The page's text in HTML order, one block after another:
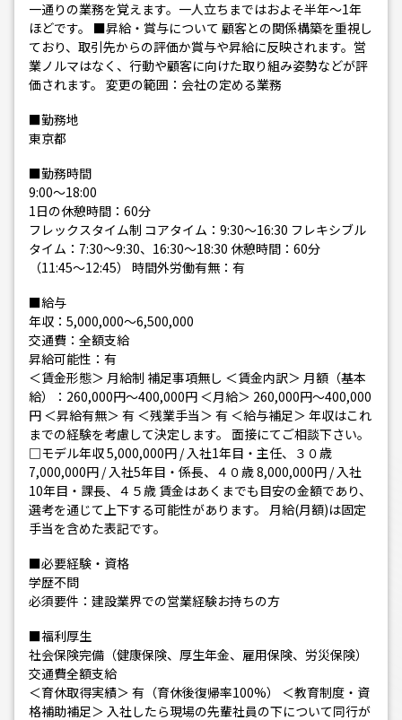
一通りの業務を覚えます。一人立ちまではおよそ半年〜1年
ほどです。 ■昇給・賞与について 顧客との関係構築を重視し
ており、取引先からの評価か賞与や昇給に反映されます。営
業ノルマはなく、行動や顧客に向けた取り組み姿勢などが評
価されます。 変更の範囲：会社の定める業務
■勤務地
東京都
■勤務時間
9:00～18:00
1日の休憩時間：60分
フレックスタイム制 コアタイム：9:30〜16:30 フレキシブル
タイム：7:30〜9:30、16:30〜18:30 休憩時間：60分
（11:45〜12:45） 時間外労働有無：有
■給与
年収：5,000,000～6,500,000
交通費：全額支給
昇給可能性：有
＜賃金形態＞ 月給制 補足事項無し ＜賃金内訳＞ 月額（基本
給）：260,000円〜400,000円 ＜月給＞ 260,000円〜400,000
円 ＜昇給有無＞ 有 ＜残業手当＞ 有 ＜給与補足＞ 年収はこれ
までの経験を考慮して決定します。 面接にてご相談下さい。
□モデル年収 5,000,000円 / 入社1年目・主任、３０歳
7,000,000円 / 入社5年目・係長、４０歳 8,000,000円 / 入社
10年目・課長、４５歳 賃金はあくまでも目安の金額であり、
選考を通じて上下する可能性があります。 月給(月額)は固定
手当を含めた表記です。
■必要経験・資格
学歴不問
必須要件：建設業界での営業経験お持ちの方
■福利厚生
社会保険完備（健康保険、厚生年金、雇用保険、労災保険）
交通費全額支給
＜育休取得実績＞ 有（育休後復帰率100%） ＜教育制度・資
格補助補足＞ 入社したら現場の先輩社員の下について同行が